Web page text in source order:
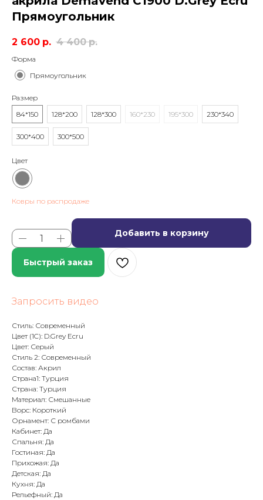
Прямоугольник
2 600 р. 4 400 р.
Форма
Прямоугольник
Размер
84*150
128*200 128*300 160*230 195*300 230*340
300*400 300*500
Цвет
Ковры по распродаже
Добавить в корзину
Быстрый заказ
Запросить видео
Стиль: Современный
Цвет (1C): D.Grey Ecru
Цвет: Серый
Стиль 2: Современный
Состав: Акрил
Страна1: Турция
Страна: Турция
Материал: Смешанные
Ворс: Короткий
Орнамент: С ромбами
Кабинет: Да
Спальня: Да
Гостиная: Да
Прихожая: Да
Детская: Да
Кухня: Да
Рельефный: Да